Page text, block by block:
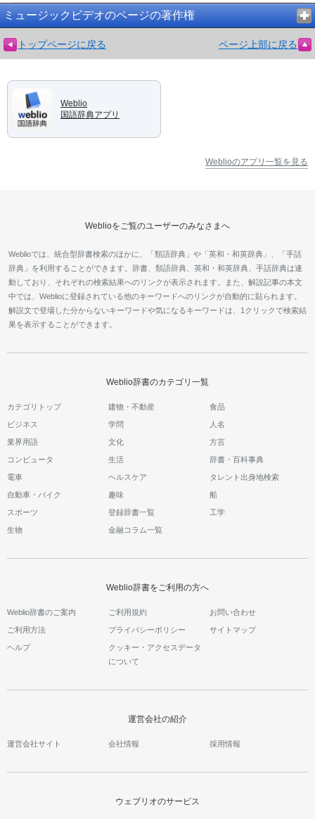
ミュージックビデオのページの著作権
トップページに戻る ページ上部に戻る
Weblio
国語辞典アプリ
Weblioのアプリ一覧を見る
Weblioをご覧のユーザーのみなさまへ
Weblioでは、統合型辞書検索のほかに、「類語辞典」や「英和・和英辞典」、「手話
辞典」を利用することができます。辞書、類語辞典、英和・和英辞典、手話辞典は連
動しており、それぞれの検索結果へのリンクが表示されます。また、解説記事の本文
中では、Weblioに登録されている他のキーワードへのリンクが自動的に貼られます。
解説文で登場した分からないキーワードや気になるキーワードは、1クリックで検索結
果を表示することができます。
Weblio辞書のカテゴリ一覧
カテゴリトップ 建物・不動産 食品
ビジネス 学問 人名
業界用語 文化 方言
コンピュータ 生活 辞書・百科事典
電車 ヘルスケア タレント出身地検索
自動車・バイク 趣味 船
スポーツ 登録辞書一覧 工学
生物 金融コラム一覧
Weblio辞書をご利用の方へ
Weblio辞書のご案内 ご利用規約 お問い合わせ
ご利用方法 プライバシーポリシー サイトマップ
ヘルプ
クッキー・アクセスデータ
について
運営会社の紹介
運営会社サイト 会社情報 採用情報
ウェブリオのサービス